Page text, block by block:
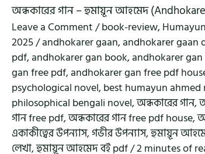
অন্ধকারের গান – হুমায়ূন আহমেদ
Leave a Comment/book-review,
2025/andhokarer gaan,andhokarer gaan
pdf,andhokarer gan book,andhokarer
gan free pdf,andhokarer gan free pdf
psychological novel,best humayun ahmed
philosophical bengali novel,অন্ধকারের গান,
গান free pdf,অন্ধকারের গান free pdf house,
একাকীত্বের উপন্যাস,গভীর উপন্যাস,হুমায়ূন
লেখা,হুমায়ূন আহমেদ বই pdf/2 minutes of